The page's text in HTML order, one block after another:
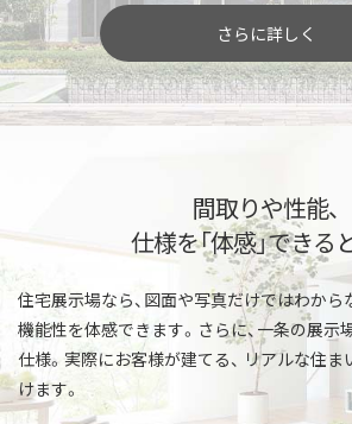
さらに詳しく
間取りや性能、
仕様を「体感」できる
住宅展示場なら、図面や写真だけではわから
機能性を体感できます。さらに、一条の展示
仕様。実際にお客様が建てる、 リアルな住ま
けます。